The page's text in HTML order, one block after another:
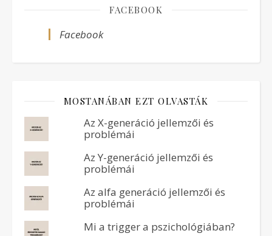
FACEBOOK
Facebook
MOSTANÁBAN EZT OLVASTÁK
Az X-generáció jellemzői és
problémái
Az Y-generáció jellemzői és
problémái
Az alfa generáció jellemzői és
problémái
Mi a trigger a pszichológiában?